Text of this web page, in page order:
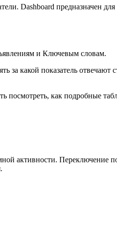
Dashboard предназначен
и Ключевым словам.
за какой показатель
как подробные
активности. Переключение